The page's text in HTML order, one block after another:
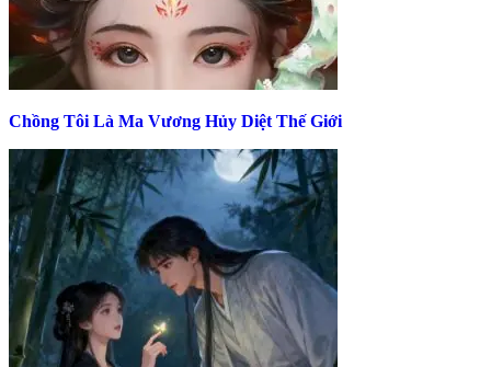
Chồng Tôi Là Ma Vương Hủy Diệt Thế Giới